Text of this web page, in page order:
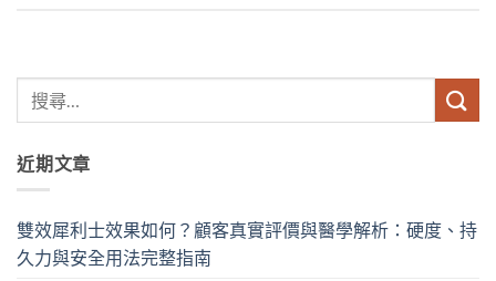
近期文章
雙效犀利士效果如何？顧客真實評價與醫學解析：硬度、持
久力與安全用法完整指南